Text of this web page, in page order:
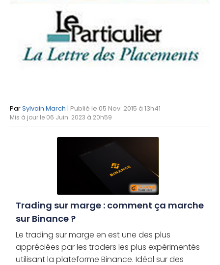
ParSylvain March | Publié le 05 Nov. 2015 à 13h41
Mis à jour le 06 Juin. 2023 à 20h59
Trading sur marge : comment ça marche
sur Binance ?
Le trading sur marge en est une des plus
appréciées par les traders les plus expérimentés
utilisant la plateforme Binance. Idéal sur des